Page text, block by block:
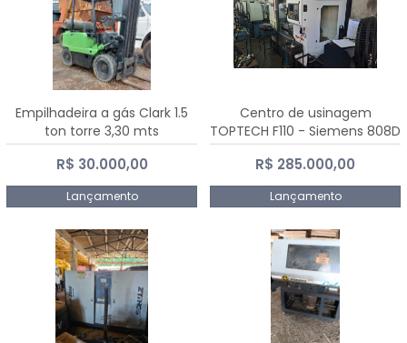
Empilhadeira a gás Clark 1.5
ton torre 3,30 mts
R$ 30.000,00
Lançamento
Centro de usinagem
TOPTECH F110 - Siemens 808D
Advanced
R$ 285.000,00
Lançamento